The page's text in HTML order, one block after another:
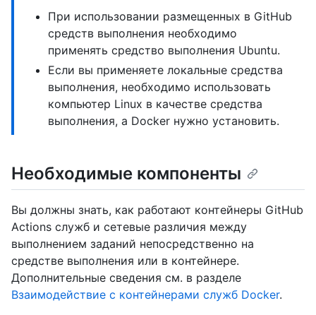
При использовании размещенных в GitHub
средств выполнения необходимо
применять средство выполнения Ubuntu.
Если вы применяете локальные средства
выполнения, необходимо использовать
компьютер Linux в качестве средства
выполнения, а Docker нужно установить.
Необходимые компоненты
Вы должны знать, как работают контейнеры GitHub
Actions служб и сетевые различия между
выполнением заданий непосредственно на
средстве выполнения или в контейнере.
Дополнительные сведения см. в разделе
Взаимодействие с контейнерами служб Docker.